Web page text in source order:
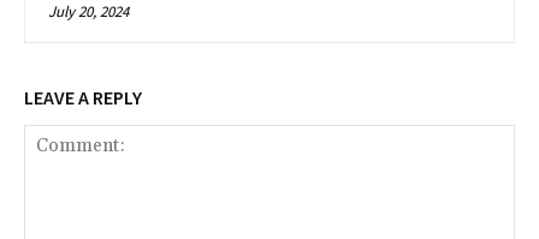
July 20, 2024
LEAVE A REPLY